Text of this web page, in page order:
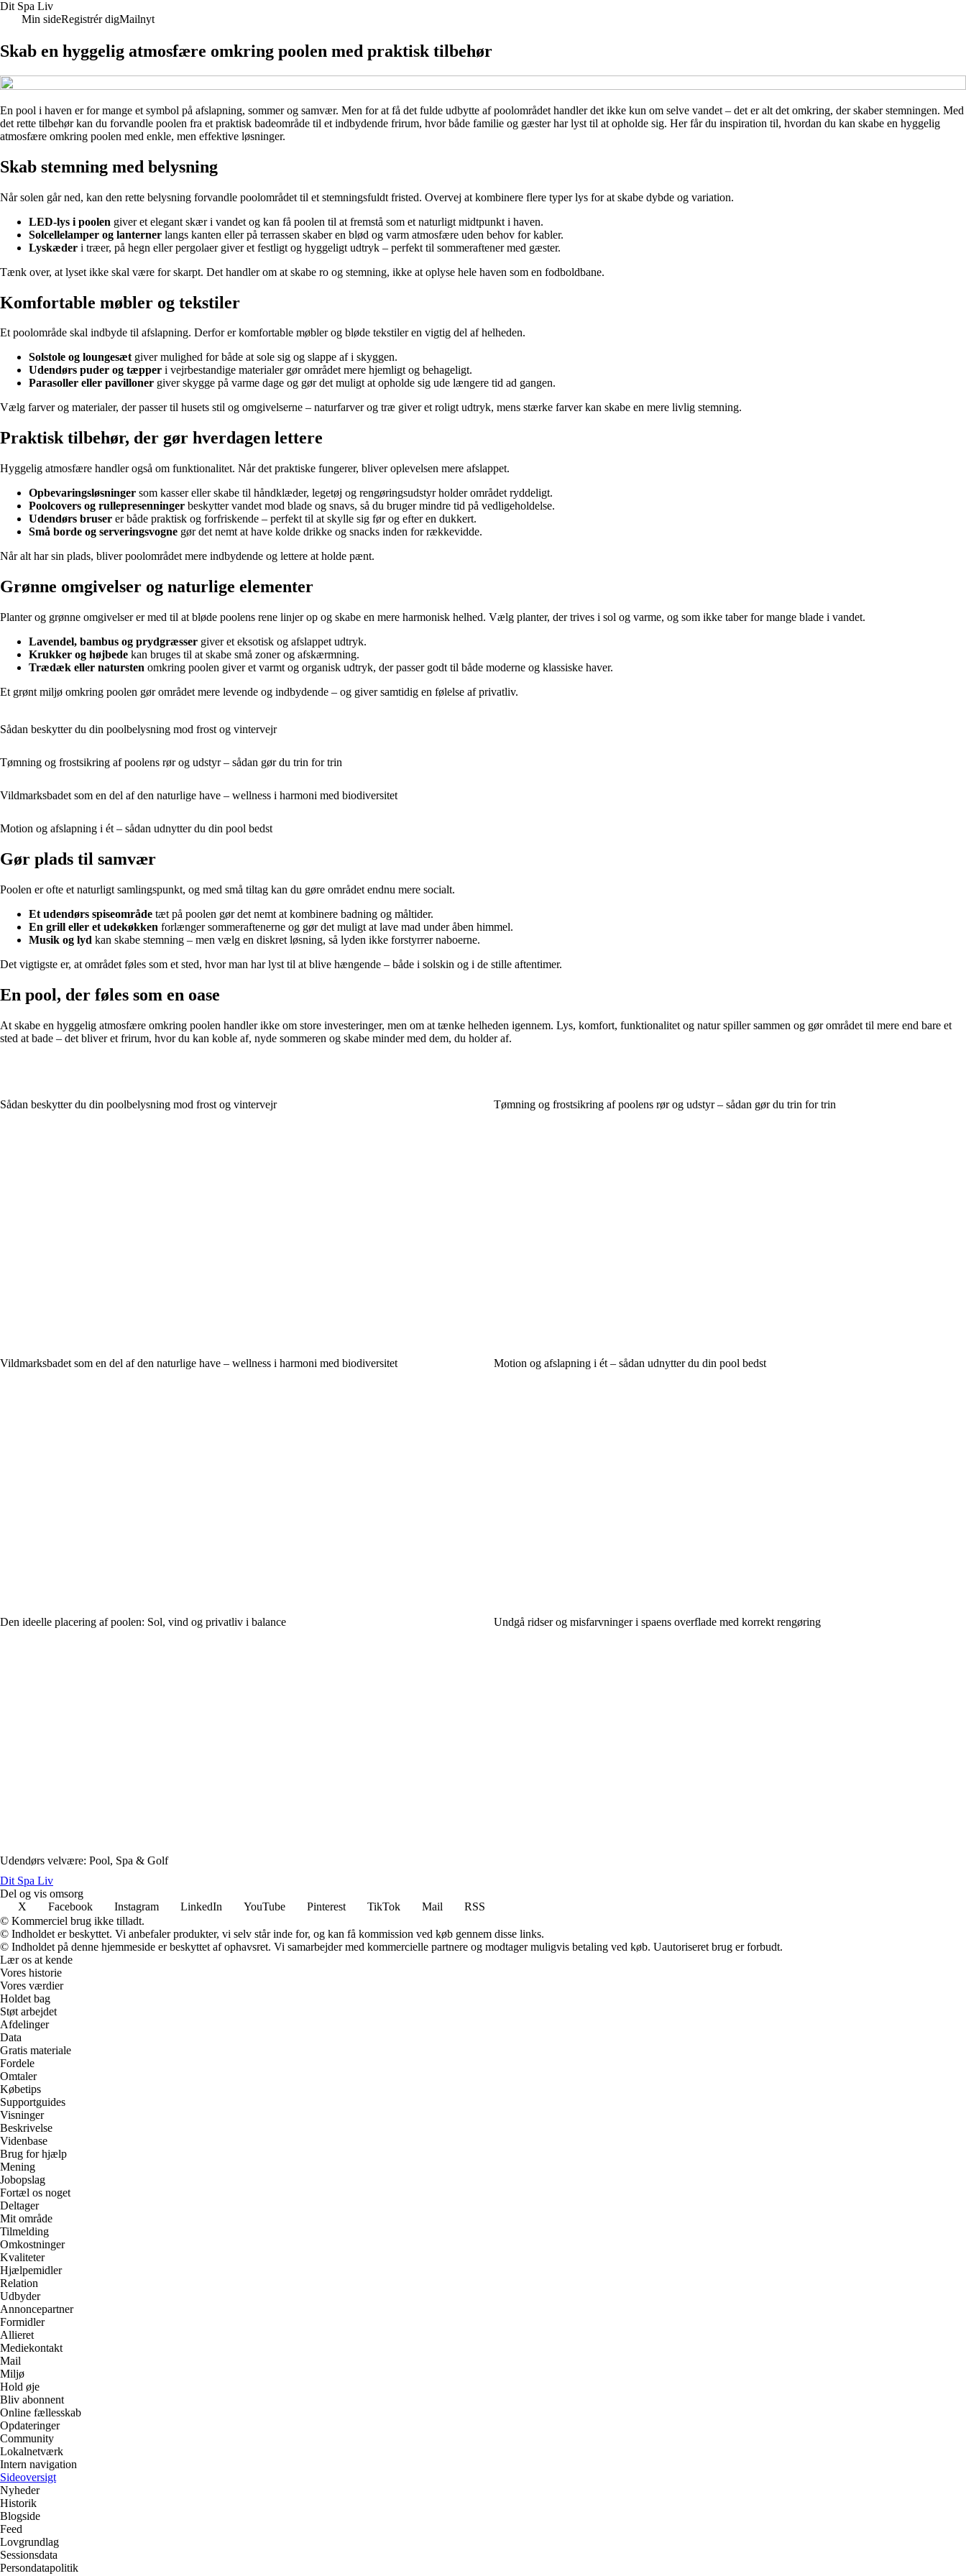
Dit Spa Liv
Min sideRegistrér digMailnyt
Skab en hyggelig atmosfære omkring poolen med praktisk tilbehør
En pool i haven er for mange et symbol på afslapning, sommer og samvær. Men for at få det fulde udbytte af poolområdet handler det ikke kun om selve vandet – det er alt det omkring, der skaber stemningen. Med
det rette tilbehør kan du forvandle poolen fra et praktisk badeområde til et indbydende frirum, hvor både familie og gæster har lyst til at opholde sig. Her får du inspiration til, hvordan du kan skabe en hyggelig
atmosfære omkring poolen med enkle, men effektive løsninger.
Skab stemning med belysning
Når solen går ned, kan den rette belysning forvandle poolområdet til et stemningsfuldt fristed. Overvej at kombinere flere typer lys for at skabe dybde og variation.
LED-lys i poolen giver et elegant skær i vandet og kan få poolen til at fremstå som et naturligt midtpunkt i haven.
Solcellelamper og lanterner langs kanten eller på terrassen skaber en blød og varm atmosfære uden behov for kabler.
Lyskæder i træer, på hegn eller pergolaer giver et festligt og hyggeligt udtryk – perfekt til sommeraftener med gæster.
Tænk over, at lyset ikke skal være for skarpt. Det handler om at skabe ro og stemning, ikke at oplyse hele haven som en fodboldbane.
Komfortable møbler og tekstiler
Et poolområde skal indbyde til afslapning. Derfor er komfortable møbler og bløde tekstiler en vigtig del af helheden.
Solstole og loungesætgiver mulighed for både at sole sig og slappe af i skyggen.
Udendørs puder og tæpper i vejrbestandige materialer gør området mere hjemligt og behageligt.
Parasoller eller pavilloner giver skygge på varme dage og gør det muligt at opholde sig ude længere tid ad gangen.
Vælg farver og materialer, der passer til husets stil og omgivelserne – naturfarver og træ giver et roligt udtryk, mens stærke farver kan skabe en mere livlig stemning.
Praktisk tilbehør, der gør hverdagen lettere
Hyggelig atmosfære handler også om funktionalitet. Når det praktiske fungerer, bliver oplevelsen mere afslappet.
Opbevaringsløsninger som kasser eller skabe til håndklæder, legetøj og rengøringsudstyr holder området ryddeligt.
Poolcovers og rullepresenninger beskytter vandet mod blade og snavs, så du bruger mindre tid på vedligeholdelse.
Udendørs bruser er både praktisk og forfriskende – perfekt til at skylle sig før og efter en dukkert.
Små borde og serveringsvogne gør det nemt at have kolde drikke og snacks inden for rækkevidde.
Når alt har sin plads, bliver poolområdet mere indbydende og lettere at holde pænt.
Grønne omgivelser og naturlige elementer
Planter og grønne omgivelser er med til at bløde poolens rene linjer op og skabe en mere harmonisk helhed. Vælg planter, der trives i sol og varme, og som ikke taber for mange blade i vandet.
Lavendel, bambus og prydgræsser giver et eksotisk og afslappet udtryk.
Krukker og højbede kan bruges til at skabe små zoner og afskærmning.
Trædæk eller natursten omkring poolen giver et varmt og organisk udtryk, der passer godt til både moderne og klassiske haver.
Et grønt miljø omkring poolen gør området mere levende og indbydende – og giver samtidig en følelse af privatliv.
Sådan beskytter du din poolbelysning mod frost og vintervejr
Tømning og frostsikring af poolens rør og udstyr – sådan gør du trin for trin
Vildmarksbadet som en del af den naturlige have – wellness i harmoni med biodiversitet
Motion og afslapning i ét – sådan udnytter du din pool bedst
Gør plads til samvær
Poolen er ofte et naturligt samlingspunkt, og med små tiltag kan du gøre området endnu mere socialt.
Et udendørs spiseområde tæt på poolen gør det nemt at kombinere badning og måltider.
En grill eller et udekøkken forlænger sommeraftenerne og gør det muligt at lave mad under åben himmel.
Musik og lyd kan skabe stemning – men vælg en diskret løsning, så lyden ikke forstyrrer naboerne.
Det vigtigste er, at området føles som et sted, hvor man har lyst til at blive hængende – både i solskin og i de stille aftentimer.
En pool, der føles som en oase
At skabe en hyggelig atmosfære omkring poolen handler ikke om store investeringer, men om at tænke helheden igennem. Lys, komfort, funktionalitet og natur spiller sammen og gør området til mere end bare et
sted at bade – det bliver et frirum, hvor du kan koble af, nyde sommeren og skabe minder med dem, du holder af.
Sådan beskytter du din poolbelysning mod frost og vintervejr Tømning og frostsikring af poolens rør og udstyr – sådan gør du trin for trin
Vildmarksbadet som en del af den naturlige have – wellness i harmoni med biodiversitet Motion og afslapning i ét – sådan udnytter du din pool bedst
Den ideelle placering af poolen: Sol, vind og privatliv i balance Undgå ridser og misfarvninger i spaens overflade med korrekt rengøring
Udendørs velvære: Pool, Spa & Golf
Dit Spa Liv
Del og vis omsorg
X
Facebook Instagram LinkedIn YouTube Pinterest TikTok Mail
RSS
© Kommerciel brug ikke tilladt.
© Indholdet er beskyttet. Vi anbefaler produkter, vi selv står inde for, og kan få kommission ved køb gennem disse links.
© Indholdet på denne hjemmeside er beskyttet af ophavsret. Vi samarbejder med kommercielle partnere og modtager muligvis betaling ved køb. Uautoriseret brug er forbudt.
Lær os at kende
Vores historie
Vores værdier
Holdet bag
Støt arbejdet
Afdelinger
Data
Gratis materiale
Fordele
Omtaler
Købetips
Supportguides
Visninger
Beskrivelse
Videnbase
Brug for hjælp
Mening
Jobopslag
Fortæl os noget
Deltager
Mit område
Tilmelding
Omkostninger
Kvaliteter
Hjælpemidler
Relation
Udbyder
Annoncepartner
Formidler
Allieret
Mediekontakt
Mail
Miljø
Hold øje
Bliv abonnent
Online fællesskab
Opdateringer
Community
Lokalnetværk
Intern navigation
Sideoversigt
Nyheder
Historik
Blogside
Feed
Lovgrundlag
Sessionsdata
Persondatapolitik